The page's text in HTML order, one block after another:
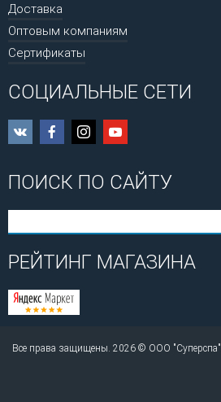
Доставка
Оптовым компаниям
Сертификаты
СОЦИАЛЬНЫЕ СЕТИ
ПОИСК ПО САЙТУ
РЕЙТИНГ МАГАЗИНА
Все права защищены. 2026 © ООО "Суперспа"